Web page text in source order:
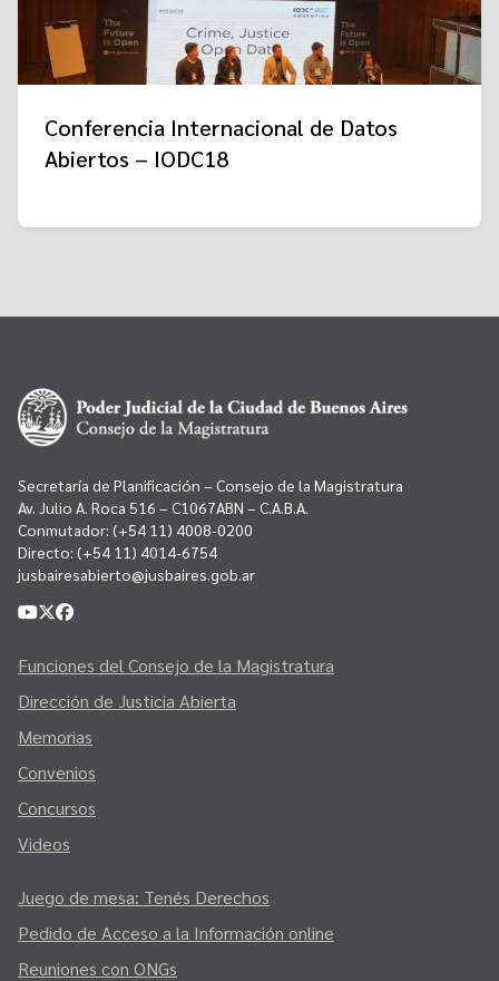
Conferencia Internacional de Datos
Abiertos – IODC18
Secretaría de Planificación – Consejo de la Magistratura
Av. Julio A. Roca 516 – C1067ABN – C.A.B.A.
Conmutador: (+54 11) 4008-0200
Directo: (+54 11) 4014-6754
jusbairesabierto@jusbaires.gob.ar
Funciones del Consejo de la Magistratura
Dirección de Justicia Abierta
Memorias
Convenios
Concursos
Videos
Juego de mesa: Tenés Derechos
Pedido de Acceso a la Información online
Reuniones con ONGs